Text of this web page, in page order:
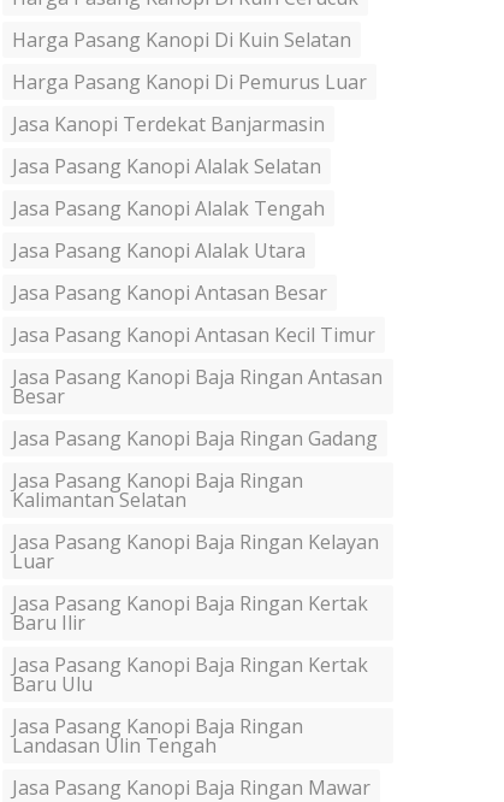
Harga Pasang Kanopi Di Kuin Selatan
Harga Pasang Kanopi Di Pemurus Luar
Jasa Kanopi Terdekat Banjarmasin
Jasa Pasang Kanopi Alalak Selatan
Jasa Pasang Kanopi Alalak Tengah
Jasa Pasang Kanopi Alalak Utara
Jasa Pasang Kanopi Antasan Besar
Jasa Pasang Kanopi Antasan Kecil Timur
Jasa Pasang Kanopi Baja Ringan Antasan
Besar
Jasa Pasang Kanopi Baja Ringan Gadang
Jasa Pasang Kanopi Baja Ringan
Kalimantan Selatan
Jasa Pasang Kanopi Baja Ringan Kelayan
Luar
Jasa Pasang Kanopi Baja Ringan Kertak
Baru Ilir
Jasa Pasang Kanopi Baja Ringan Kertak
Baru Ulu
Jasa Pasang Kanopi Baja Ringan
Landasan Ulin Tengah
Jasa Pasang Kanopi Baja Ringan Mawar